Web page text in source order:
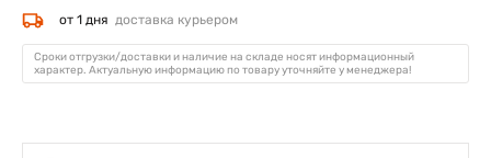
от 1 дня доставка курьером
Сроки отгрузки/доставки и наличие на складе носят информационный
характер. Актуальную информацию по товару уточняйте у менеджера!